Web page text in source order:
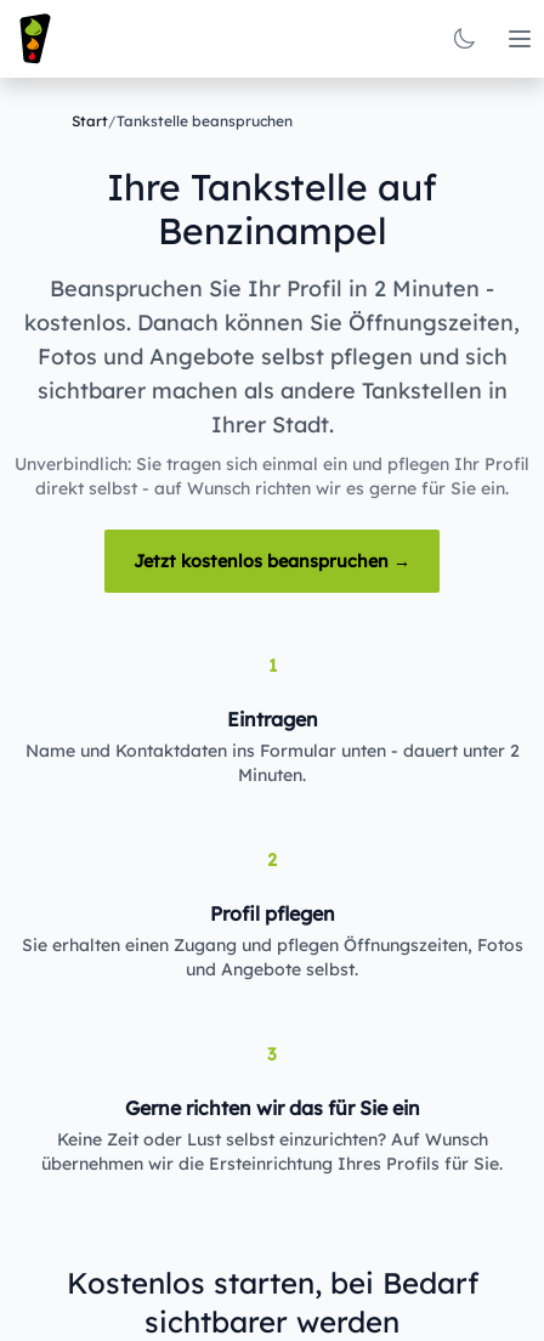
Start/Tankstelle beanspruchen
Ihre Tankstelle auf
Benzinampel
Beanspruchen Sie Ihr Profil in 2 Minuten -
kostenlos. Danach können Sie Öffnungszeiten,
Fotos und Angebote selbst pflegen und sich
sichtbarer machen als andere Tankstellen in
Ihrer Stadt.
Unverbindlich: Sie tragen sich einmal ein und pflegen Ihr Profil
direkt selbst - auf Wunsch richten wir es gerne für Sie ein.
Jetzt kostenlos beanspruchen →
1
Eintragen
Name und Kontaktdaten ins Formular unten - dauert unter 2
Minuten.
2
Profil pflegen
Sie erhalten einen Zugang und pflegen Öffnungszeiten, Fotos
und Angebote selbst.
3
Gerne richten wir das für Sie ein
Keine Zeit oder Lust selbst einzurichten? Auf Wunsch
übernehmen wir die Ersteinrichtung Ihres Profils für Sie.
Kostenlos starten, bei Bedarf
sichtbarer werden